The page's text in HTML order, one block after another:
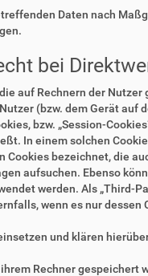
Daten nach
bei
auf Rechnern der
(bzw. dem Gerät
bzw. „Session-
In einem solchen
Cookies bezeichnet, die
aufsuchen. Ebenso
werden. Als „Third-
wenn es nur dessen
und klären
Rechner